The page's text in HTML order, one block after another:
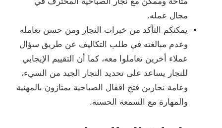
مجال عمله.
يمكنكم التأكد من خبرات النجار ومن حسن تعامله
وعدم مبالغته في طلب التكاليف عن طريق سؤال
عملاء أخرين تعاملوا معه، كما أن التقييم الإيجابي
للنجار يساعد على تحديد النجار الجيد من السيء،
وعامة نجارين فتح اقفال الصباحية يمتازون بالمهنية
والمهارة مع السمعة الحسنة.